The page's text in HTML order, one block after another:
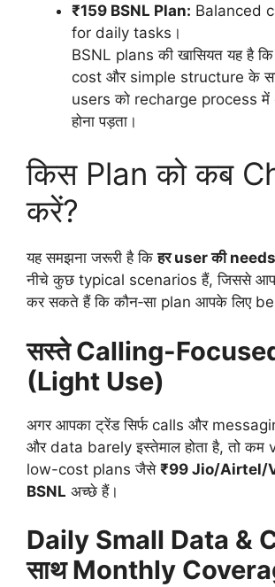
₹159 BSNL Plan: Balanced
for daily tasks।
BSNL plans की खासियत यह है
cost और simple structure के
users को recharge process में
होना पड़ता।
किस Plan को कब
करें?
यह समझना जरूरी है किहर user की needs
नीचे कुछ typical scenarios हैं, जिससे
कर सकते हैं कि कौन‑सा plan आपके लिए
सस्ते Calling-
(Light Use)
अगर आपका ट्रेंड सिर्फ calls और
और data barely इस्तेमाल होता है, तो कम
low-cost plans जैसे ₹99 Jio/Airtel/
BSNL अच्छे हैं।
Daily Small Data &
साथ Monthly